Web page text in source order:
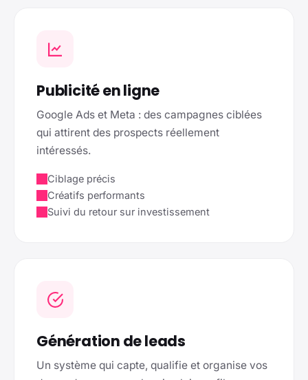
Publicité en ligne
Google Ads et Meta : des campagnes ciblées
qui attirent des prospects réellement
intéressés.
Ciblage précis
Créatifs performants
Suivi du retour sur investissement
Génération de leads
Un système qui capte, qualifie et organise vos